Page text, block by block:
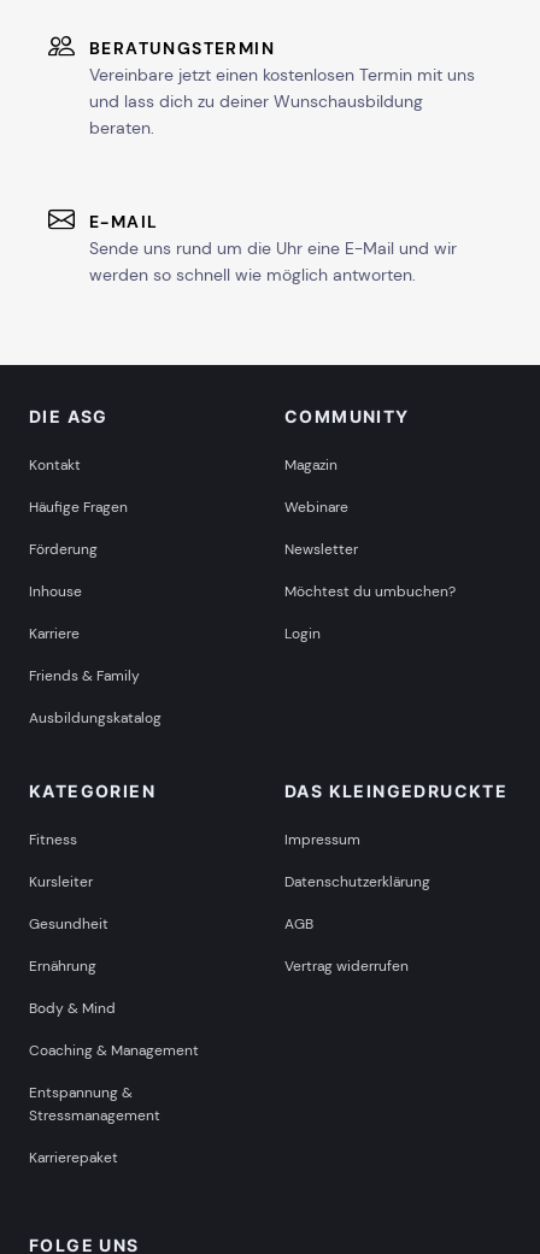
BERATUNGSTERMIN
Vereinbare jetzt einen kostenlosen Termin mit uns
und lass dich zu deiner Wunschausbildung
beraten.
E-MAIL
Sende uns rund um die Uhr eine E-Mail und wir
werden so schnell wie möglich antworten.
DIE ASG
Kontakt
Häufige Fragen
Förderung
Inhouse
Karriere
Friends & Family
Ausbildungskatalog
COMMUNITY
Magazin
Webinare
Newsletter
Möchtest du umbuchen?
Login
KATEGORIEN
Fitness
Kursleiter
Gesundheit
Ernährung
Body & Mind
Coaching & Management
Entspannung &
Stressmanagement
Karrierepaket
DAS KLEINGEDRUCKTE
Impressum
Datenschutzerklärung
AGB
Vertrag widerrufen
FOLGE UNS